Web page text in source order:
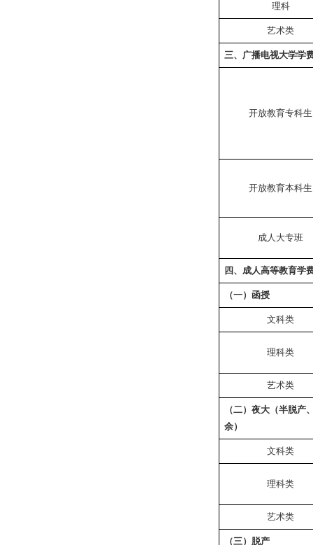
理科
艺术类
三、广播电视大学学
开放教育专科生
开放教育本科生
成人大专班
四、成人高等教育学
（一）函授
文科类
理科类
艺术类
（二）夜大（半脱产
余）
文科类
理科类
艺术类
（三）脱产